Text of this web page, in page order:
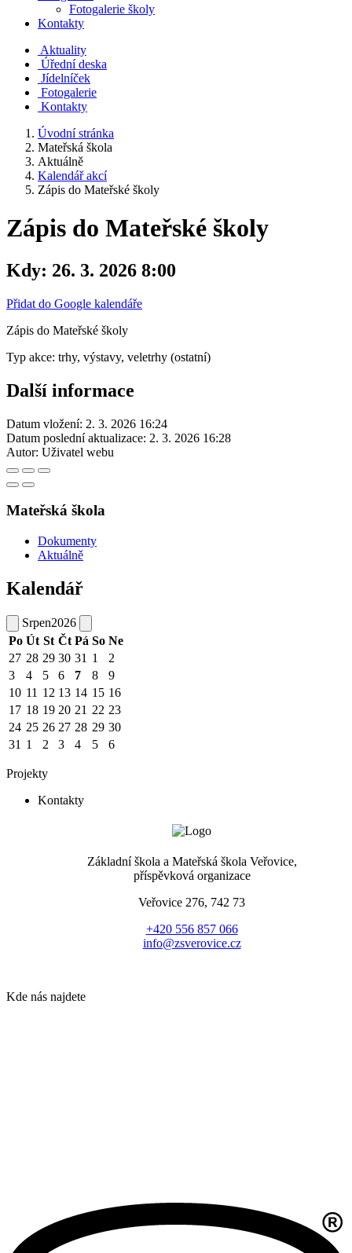
Fotogalerie školy
Kontakty
Aktuality
Úřední deska
Jídelníček
Fotogalerie
Kontakty
Úvodní stránka
Mateřská škola
Aktuálně
Kalendář akcí
Zápis do Mateřské školy
Zápis do Mateřské školy
Kdy: 26. 3. 2026 8:00
Přidat do Google kalendáře
Zápis do Mateřské školy
Typ akce: trhy, výstavy, veletrhy (ostatní)
Další informace
Datum vložení: 2. 3. 2026 16:24
Datum poslední aktualizace: 2. 3. 2026 16:28
Autor: Uživatel webu
Mateřská škola
Dokumenty
Aktuálně
Kalendář
Srpen2026
Po Út St Čt Pá So Ne
27 28 29 30 31 1
2
3
4 5 6 7 8
9
10 11 12 13 14 15 16
17 18 19 20 21 22 23
24 25 26 27 28 29 30
31 1 2 3 4 5 6
Projekty
Kontakty
Základní škola a Mateřská škola Veřovice,
příspěvková organizace
Veřovice 276, 742 73
+420 556 857 066
info@zsverovice.cz
Kde nás najdete